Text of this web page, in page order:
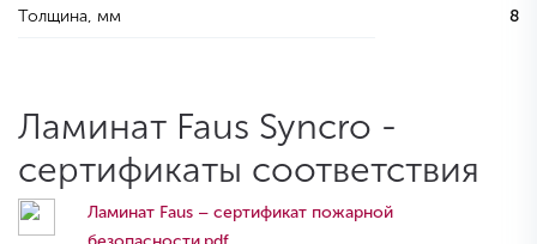
Толщина, мм 8
Ламинат Faus Syncro -
сертификаты соответствия
Ламинат Faus – сертификат пожарной